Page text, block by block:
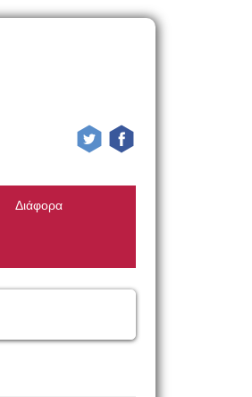
Διάφορα